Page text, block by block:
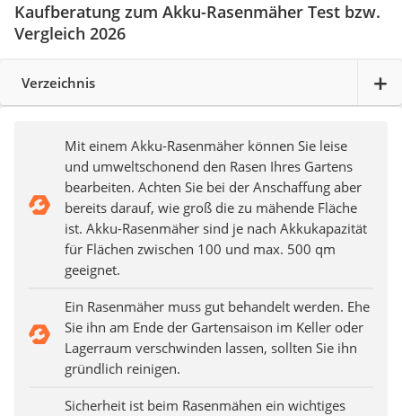
Kaufberatung zum Akku-Rasenmäher Test bzw.
Vergleich 2026
Verzeichnis
Mit einem Akku-Rasenmäher können Sie leise
und umweltschonend den Rasen Ihres Gartens
bearbeiten. Achten Sie bei der Anschaffung aber
bereits darauf, wie groß die zu mähende Fläche
ist. Akku-Rasenmäher sind je nach Akkukapazität
für Flächen zwischen 100 und max. 500 qm
geeignet.
Ein Rasenmäher muss gut behandelt werden. Ehe
Sie ihn am Ende der Gartensaison im Keller oder
Lagerraum verschwinden lassen, sollten Sie ihn
gründlich reinigen.
Sicherheit ist beim Rasenmähen ein wichtiges